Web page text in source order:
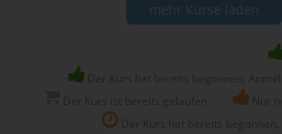
mehr Kurse laden